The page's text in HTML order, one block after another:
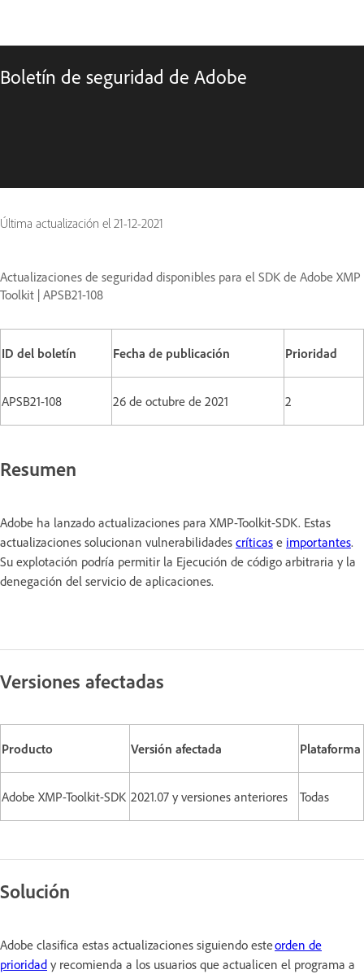
Boletín de seguridad de Adobe
Última actualización el 21-12-2021
Actualizaciones de seguridad disponibles para el SDK de Adobe XMP
Toolkit | APSB21-108
ID del boletín Fecha de publicación Prioridad
APSB21-108 26 de octubre de 2021 2
Resumen
Adobe ha lanzado actualizaciones para XMP-Toolkit-SDK. Estas
actualizaciones solucionan vulnerabilidades críticas e importantes.
Su explotación podría permitir la Ejecución de código arbitraria y la
denegación del servicio de aplicaciones.
Versiones afectadas
Producto Versión afectada Plataforma
Adobe XMP-Toolkit-SDK 2021.07 y versiones anteriores Todas
Solución
Adobe clasifica estas actualizaciones siguiendo esteorden de
prioridad y recomienda a los usuarios que actualicen el programa a